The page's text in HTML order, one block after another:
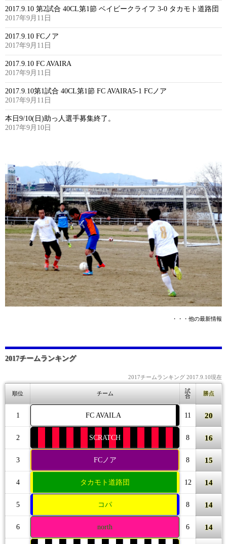
2017.9.10 第2試合 40CL第1節 ベイビークライフ 3-0 タカモト道路団
2017年9月11日
2017.9.10 FCノア
2017年9月11日
2017.9.10 FC AVAIRA
2017年9月11日
2017.9.10第1試合 40CL第1節 FC AVAIRA5-1 FCノア
2017年9月11日
本日9/10(日)助っ人選手募集終了。
2017年9月10日
・・・他の最新情報
2017チームランキング
2017チームランキング 2017.9.10現在
順位 チーム
試
合
勝点
1 FC AVAILA 11 20
2 SCRATCH 8 16
3 FCノア 8 15
4 タカモト道路団 12 14
5 コパ 8 14
6 north 6 14